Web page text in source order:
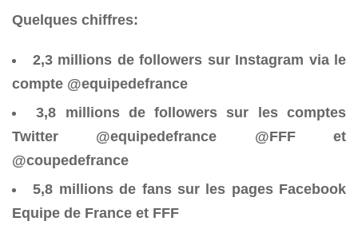
Quelques chiffres:
2,3 millions de followers sur Instagram via le
compte @equipedefrance
3,8 millions de followers sur les comptes
Twitter @equipedefrance @FFF et
@coupedefrance
5,8 millions de fans sur les pages Facebook
Equipe de France et FFF